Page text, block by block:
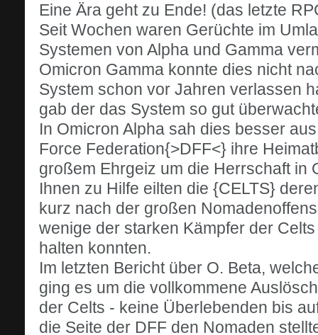
Eine Ära geht zu Ende! (das letzte
Seit Wochen waren Gerüchte im
Systemen von Alpha und Gamma
Omicron Gamma konnte dies nicht
System schon vor Jahren verlassen
gab der das System so gut
In Omicron Alpha sah dies besser
Force Federation{>DFF<} ihre
großem Ehrgeiz um die Herrschaft in
Ihnen zu Hilfe eilten die {CELTS}
kurz nach der großen
wenige der starken Kämpfer der
halten konnten.
Im letzten Bericht über O. Beta,
ging es um die vollkommene
der Celts - keine Überlebenden bis
die Seite der DFF den Nomaden